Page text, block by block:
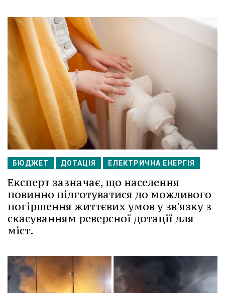
БЮДЖЕТ ДОТАЦІЯ ЕЛЕКТРИЧНА ЕНЕРГІЯ
Експерт зазначає, що населення
повинно підготуватися до можливого
погіршення життєвих умов у зв'язку з
скасуванням реверсної дотації для
міст.